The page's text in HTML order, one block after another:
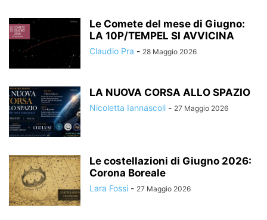
Le Comete del mese di Giugno:
LA 10P/TEMPEL SI AVVICINA
Claudio Pra - 28 Maggio 2026
LA NUOVA CORSA ALLO SPAZIO
Nicoletta Iannascoli - 27 Maggio 2026
Le costellazioni di Giugno 2026:
Corona Boreale
Lara Fossi - 27 Maggio 2026